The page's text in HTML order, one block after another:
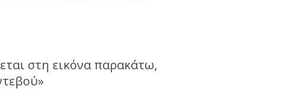
στη εικόνα παρακάτω,